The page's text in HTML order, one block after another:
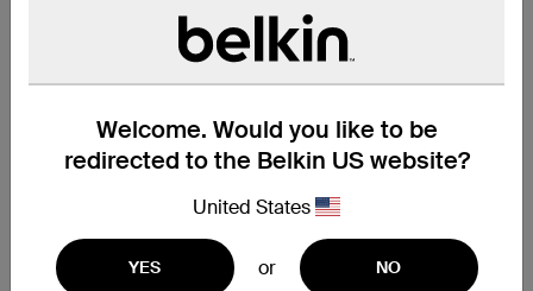
Welcome. Would you like to be
redirected to the Belkin US website?
United States
YES or NO
PCR 材料制成*
随附电缆束带